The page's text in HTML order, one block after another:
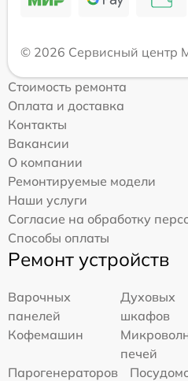
© 2026 Сервисный центр
Стоимость ремонта
Оплата и доставка
Контакты
Вакансии
О компании
Ремонтируемые модели
Наши услуги
Согласие на обработку
Способы оплаты
Ремонт устройств
Варочных
панелей
Духовых
шкафов
Кофемашин
печей
Парогенераторов